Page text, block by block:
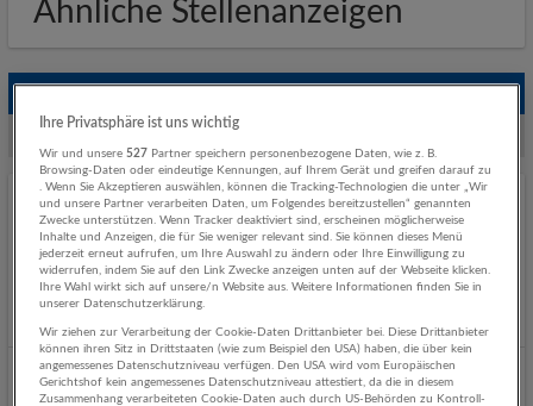
Ähnliche Stellenanzeigen
Projektassistenz Immobilienentwicklung (m/w/d)
07.08.2026,Hajek Riedmann Projekt Oberösterreich u.
Salzburg GmbH
Salzburg, 5141 Moosdorf
Mitarbeiter Kundendienst (m/w/d)
Ihre Privatsphäre ist uns wichtig
Wir und unsere 527 Partner speichern personenbezogene Daten, wie z. B.
Browsing-Daten oder eindeutige Kennungen, auf Ihrem Gerät und greifen darauf zu
. Wenn Sie Akzeptieren auswählen, können die Tracking-Technologien die unter „Wir
und unsere Partner verarbeiten Daten, um Folgendes bereitzustellen“ genannten
Zwecke unterstützen. Wenn Tracker deaktiviert sind, erscheinen möglicherweise
Inhalte und Anzeigen, die für Sie weniger relevant sind. Sie können dieses Menü
jederzeit erneut aufrufen, um Ihre Auswahl zu ändern oder Ihre Einwilligung zu
widerrufen, indem Sie auf den Link Zwecke anzeigen unten auf der Webseite klicken.
Ihre Wahl wirkt sich auf unsere/n Website aus. Weitere Informationen finden Sie in
unserer Datenschutzerklärung.
Wir ziehen zur Verarbeitung der Cookie-Daten Drittanbieter bei. Diese Drittanbieter
können ihren Sitz in Drittstaaten (wie zum Beispiel den USA) haben, die über kein
angemessenes Datenschutzniveau verfügen. Den USA wird vom Europäischen
Gerichtshof kein angemessenes Datenschutzniveau attestiert, da die in diesem
Zusammenhang verarbeiteten Cookie-Daten auch durch US-Behörden zu Kontroll-